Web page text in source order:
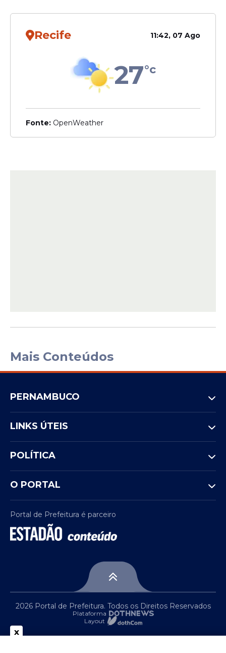
Recife 11:42, 07 Ago
27°c
Fonte: OpenWeather
Mais Conteúdos
PERNAMBUCO
LINKS ÚTEIS
POLÍTICA
O PORTAL
Portal de Prefeitura é parceiro
2026 Portal de Prefeitura. Todos os Direitos Reservados
Plataforma
Layout
x